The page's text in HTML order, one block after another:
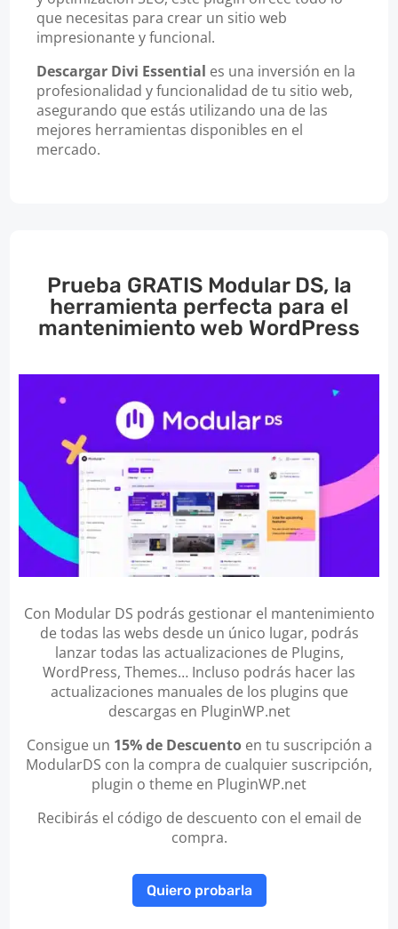
que necesitas para crear un sitio web
impresionante y funcional.
Descargar Divi Essential es una inversión en la
profesionalidad y funcionalidad de tu sitio web,
asegurando que estás utilizando una de las
mejores herramientas disponibles en el
mercado.
Prueba GRATIS Modular DS, la
herramienta perfecta para el
mantenimiento web WordPress
Con Modular DS podrás gestionar el mantenimiento
de todas las webs desde un único lugar, podrás
lanzar todas las actualizaciones de Plugins,
WordPress, Themes… Incluso podrás hacer las
actualizaciones manuales de los plugins que
descargas en PluginWP.net
Consigue un 15% de Descuentoen tu suscripción a
ModularDS con la compra de cualquier suscripción,
plugin o theme en PluginWP.net
Recibirás el código de descuento con el email de
compra.
Quiero probarla